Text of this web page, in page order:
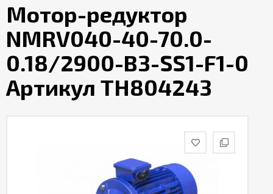
Мотор-редуктор
NMRV040-40-70.0-
0.18/2900-B3-SS1-F1-0
Артикул TH804243